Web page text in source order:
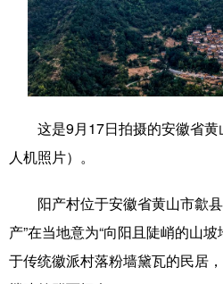
食品 人居
学术中国 乡村振兴
城市 旅游
彩票 娱乐
文化产业
地方频道
这是9月17日拍摄的安徽省黄
人机照片）。
阳产村位于安徽省黄山市歙县
产”在当地意为“向阳且陡峭的山
于传统徽派村落粉墙黛瓦的民居